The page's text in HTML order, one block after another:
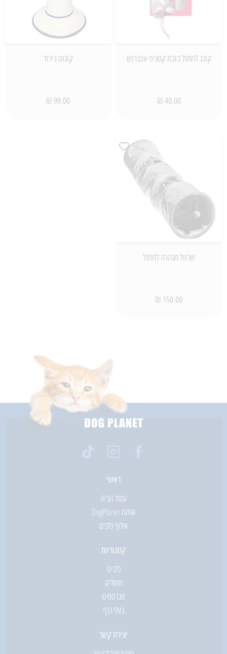
קונג לחתול בובת קטניפ עכברוש
40.00 ₪
קונוס גירוד
99.00 ₪
שרוול מנהרה לחתול
150.00 ₪
ראשי
עמוד הבית
אודות DogPlanet
אילוף כלבים
קטגוריות
כלבים
חתולים
מכרסמים
בעלי כנף
יצירת קשר